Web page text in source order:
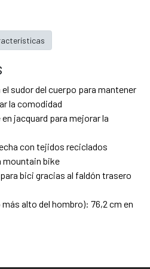
sudor del cuerpo para mantener
la comodidad
jacquard para mejorar la
con tejidos reciclados
mountain bike
bici gracias al faldón trasero
alto del hombro): 76,2 cm en